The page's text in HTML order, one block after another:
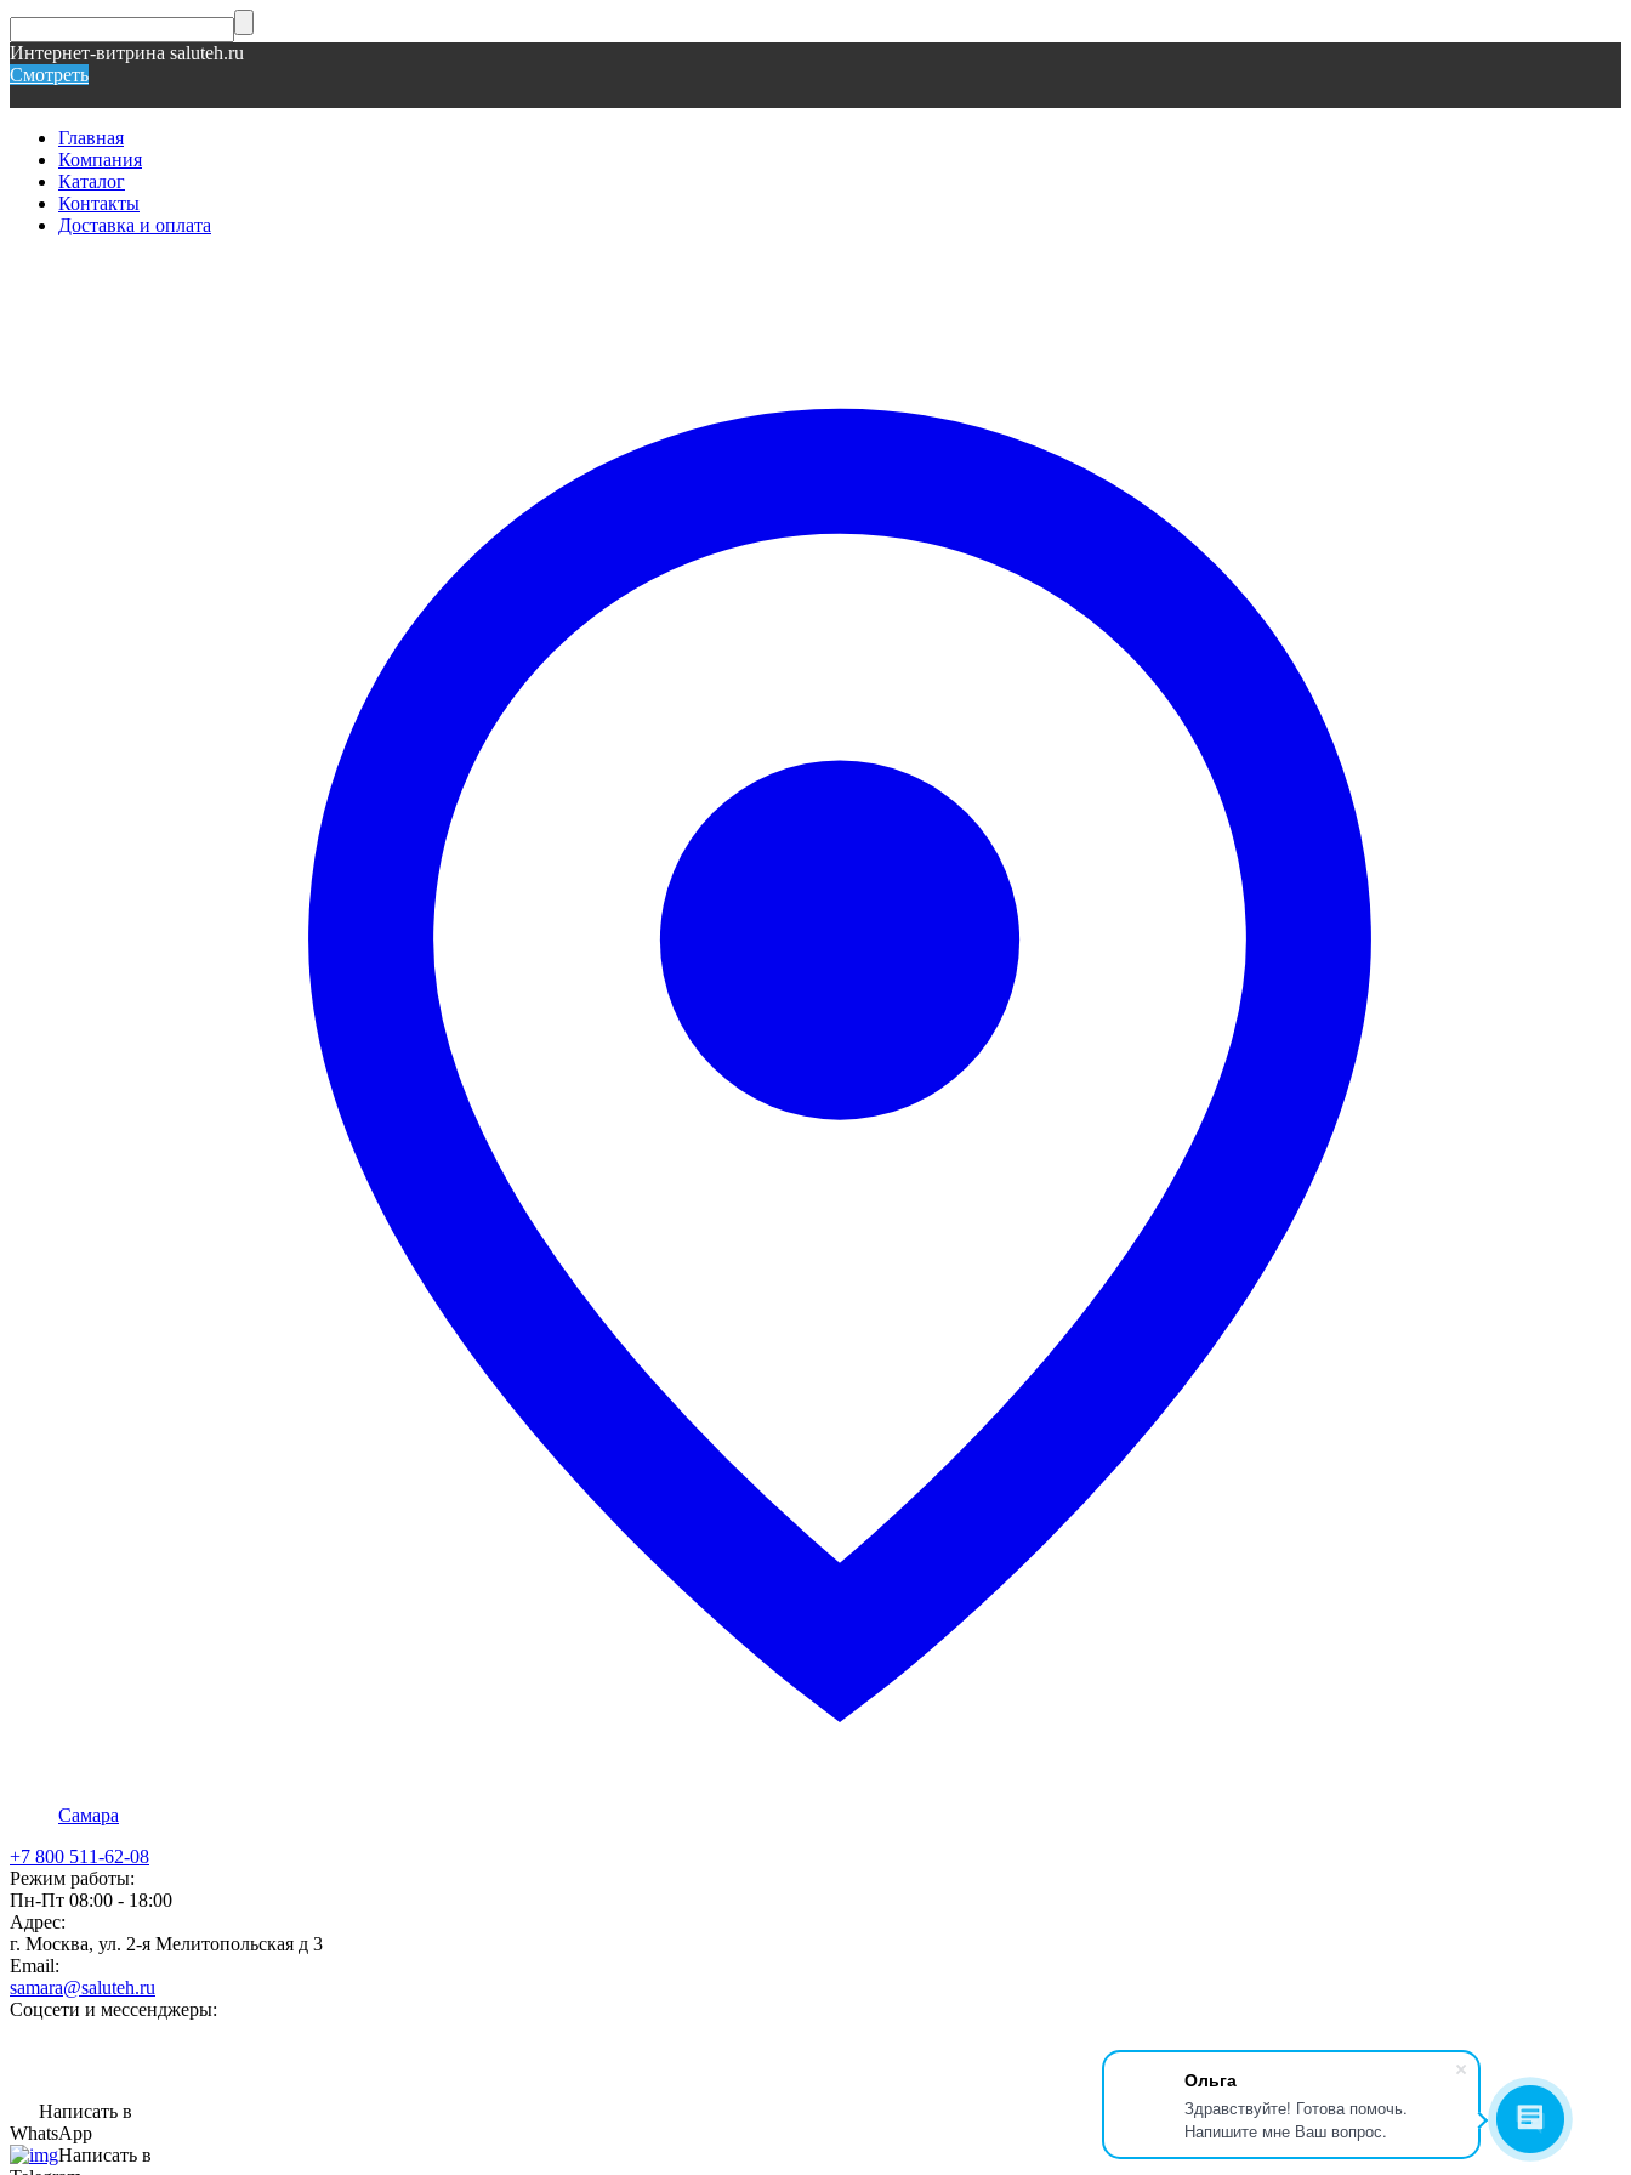
Ольга
Здравствуйте! Готова помочь.
Напишите мне Ваш вопрос.
Интернет-витрина saluteh.ru
Смотреть
Главная
Компания
Каталог
Контакты
Доставка и оплата
Самара
+7 800 511-62-08
Режим работы:
Пн-Пт 08:00 - 18:00
Адрес:
г. Москва, ул. 2-я Мелитопольская д 3
Email:
samara@saluteh.ru
Соцсети и мессенджеры:
Написать в
WhatsApp
Написать в